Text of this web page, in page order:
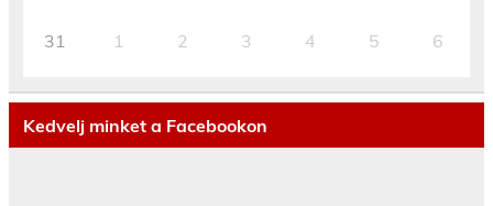
31 1 2 3 4 5 6
Kedvelj minket a Facebookon